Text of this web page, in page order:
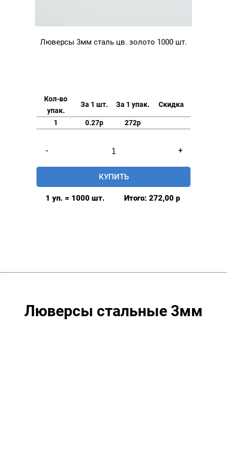
Люверсы 3мм сталь цв. золото 1000 шт.
Кол-во
упак.
За 1 шт. За 1 упак. Скидка
1 0.27р 272р
-
товара
Люверсы
3мм
+
КУПИТЬ
1 уп. = 1000 шт. Итого: 272,00 р
Люверсы стальные 3мм